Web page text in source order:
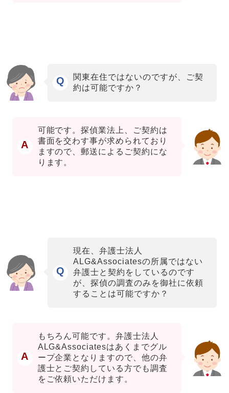
Q
関東在住ではないのですが、ご契
約は可能ですか？
A
可能です。探偵業法上、ご契約は
書面を交わす事が求められており
ますので、郵送によるご契約にな
ります。
Q
現在、弁護士法人
ALG&Associatesの所属ではない
弁護士と契約をしているのです
が、探偵の調査のみを御社に依頼
することは可能ですか？
A
もちろん可能です。弁護士法人
ALG&Associatesはあくまでグル
ープ企業となりますので、他の弁
護士とご契約している方でも調査
をご依頼いただけます。